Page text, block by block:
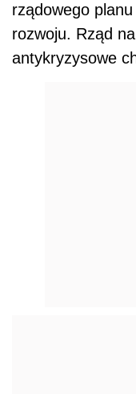
rządowego
rozwoju. Rząd
antykryzysowe